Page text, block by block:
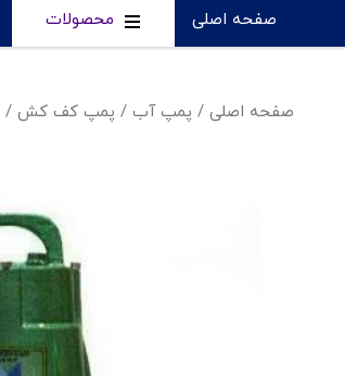
صفحه اصلی محصولات
صفحه اصلی / پمپ آب / پمپ کف کش /